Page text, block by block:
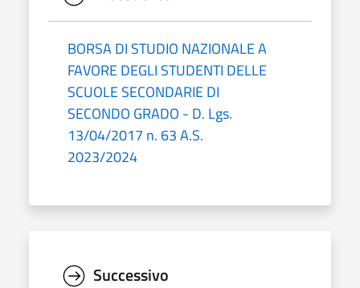
BORSA DI STUDIO NAZIONALE A
FAVORE DEGLI STUDENTI DELLE
SCUOLE SECONDARIE DI
SECONDO GRADO - D. Lgs.
13/04/2017 n. 63 A.S.
2023/2024
Successivo